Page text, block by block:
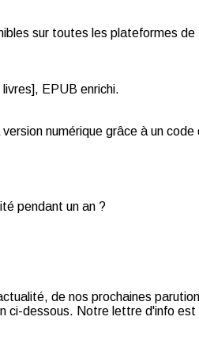
sur toutes les plateformes
EPUB enrichi.
numérique grâce à un
pendant un an ?
de nos prochaines
ci-dessous. Notre lettre d'info est